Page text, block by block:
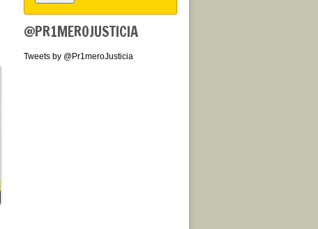
@PR1MEROJUSTICIA
Tweets by @Pr1meroJusticia